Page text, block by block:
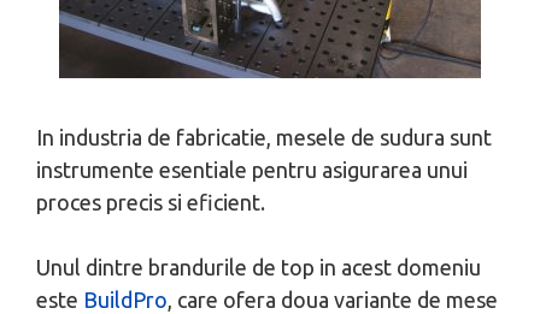
In industria de fabricatie, mesele de sudura sunt
instrumente esentiale pentru asigurarea unui
proces precis si eficient.
Unul dintre brandurile de top in acest domeniu
este BuildPro, care ofera doua variante de mese